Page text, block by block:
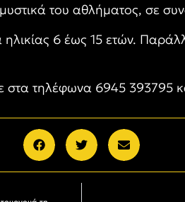
μυστικά του αθλήματος, σε
6 έως 15 ετών.
στα τηλέφωνα 6945 393795